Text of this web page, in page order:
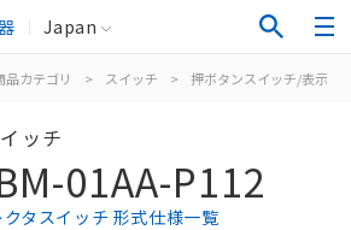
Japan
品カテゴリ > スイッチ > 押ボタンスイッチ/表示灯
ッチ
01AA-P112
タスイッチ 形式仕様一覧